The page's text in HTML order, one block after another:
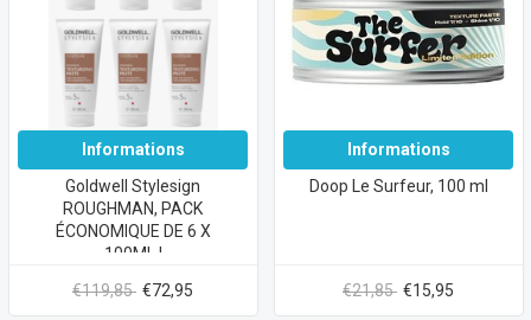
Informations
Goldwell Stylesign
ROUGHMAN, PACK
ÉCONOMIQUE DE 6 X
100ML !
€119,85 €72,95
Informations
Doop Le Surfeur, 100 ml
€21,85 €15,95